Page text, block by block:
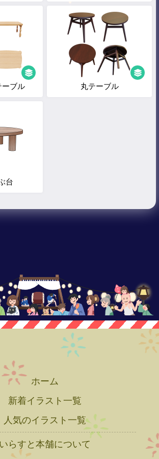
ーブル 丸テーブル
台
ホーム
新着イラスト一覧
人気のイラスト一覧
いらすと本舗について